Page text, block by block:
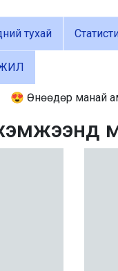
тухай
Өнөөдөр манай